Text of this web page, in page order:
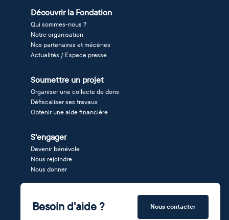
Découvrir la Fondation
Qui sommes-nous ?
Notre organisation
Nos partenaires et mécènes
Actualités / Espace presse
Soumettre un projet
Organiser une collecte de dons
Défiscaliser ses travaux
Obtenir une aide financière
S'engager
Devenir bénévole
Nous rejoindre
Nous donner
Besoin d'aide ? Nous contacter